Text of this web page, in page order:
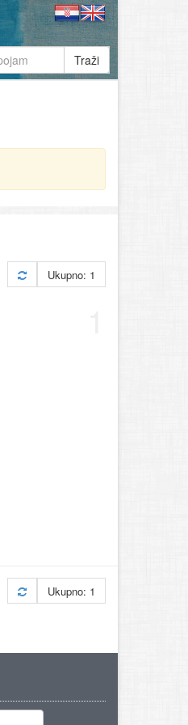
Traži
Ukupno: 1
Ukupno: 1